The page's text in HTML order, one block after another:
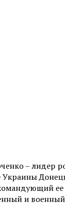
– лидер
Украины
и